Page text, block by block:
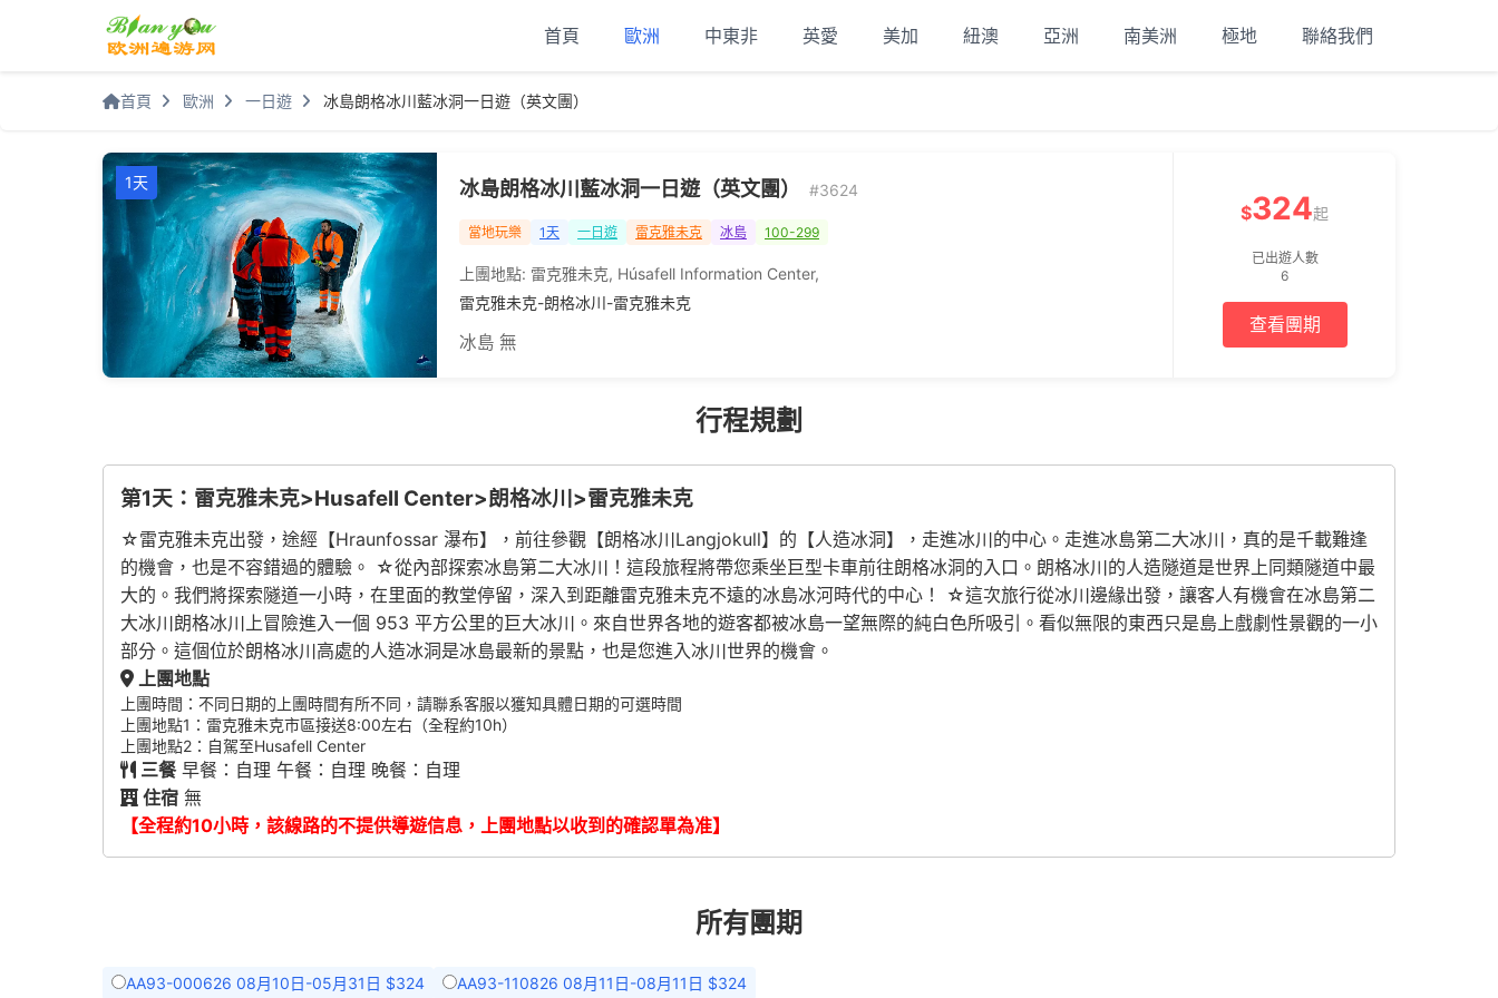
首頁 歐洲 中東非 英愛 美加 紐澳 亞洲 南美洲 極地 聯絡我們
首頁 歐洲 一日遊 冰島朗格冰川藍冰洞一日遊（英文團）
1天 冰島朗格冰川藍冰洞一日遊（英文團） #3624
當地玩樂 1天 一日遊 雷克雅未克 冰島 100-299
上團地點: 雷克雅未克, Húsafell Information Center,
雷克雅未克-朗格冰川-雷克雅未克
冰島 無
$324起
已出遊人數
6
查看團期
行程規劃
第1天：雷克雅未克>Husafell Center>朗格冰川>雷克雅未克
☆雷克雅未克出發，途經【Hraunfossar 瀑布】，前往參觀【朗格冰川Langjokull】的【人造冰洞】，走進冰川的中心。走進冰島第二大冰川，真的是千載難逢
的機會，也是不容錯過的體驗。 ☆從內部探索冰島第二大冰川！這段旅程將帶您乘坐巨型卡車前往朗格冰洞的入口。朗格冰川的人造隧道是世界上同類隧道中最
大的。我們將探索隧道一小時，在里面的教堂停留，深入到距離雷克雅未克不遠的冰島冰河時代的中心！ ☆這次旅行從冰川邊緣出發，讓客人有機會在冰島第二
大冰川朗格冰川上冒險進入一個 953 平方公里的巨大冰川。來自世界各地的遊客都被冰島一望無際的純白色所吸引。看似無限的東西只是島上戲劇性景觀的一小
部分。這個位於朗格冰川高處的人造冰洞是冰島最新的景點，也是您進入冰川世界的機會。
上團地點
上團時間：不同日期的上團時間有所不同，請聯系客服以獲知具體日期的可選時間
上團地點1：雷克雅未克市區接送8:00左右（全程約10h）
上團地點2：自駕至Husafell Center
三餐早餐：自理 午餐：自理 晚餐：自理
住宿 無
【全程約10小時，該線路的不提供導遊信息，上團地點以收到的確認單為准】
所有團期
AA93-000626 08月10日-05月31日 $324 AA93-110826 08月11日-08月11日 $324